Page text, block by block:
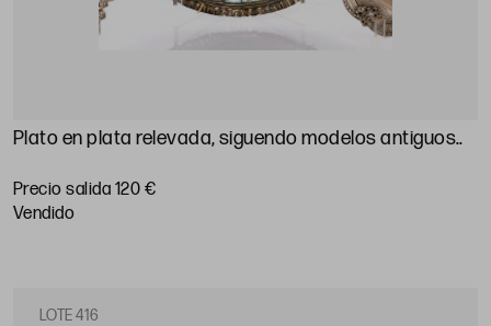
Plato en plata relevada, siguendo modelos antiguos..
Precio salida 120 €
vendido
LOTE 416